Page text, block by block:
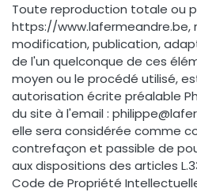
Toute reproduction totale ou
https://www.lafermeandre.be,
modification, publication,
de l'un quelconque de ces
moyen ou le procédé utilisé,
autorisation écrite préalable
du site à l'email :
elle sera considérée comme
contrefaçon et passible de
aux dispositions des articles
Code de Propriété